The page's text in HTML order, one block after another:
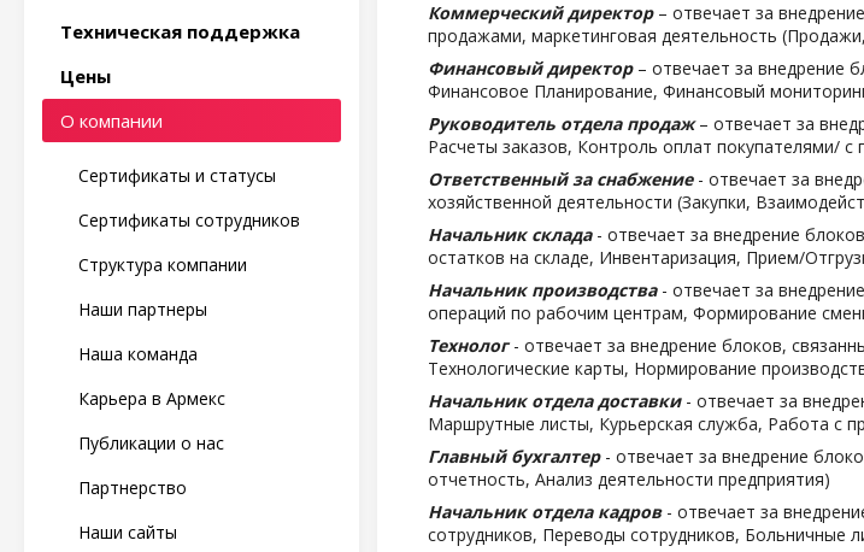
Техническая поддержка
Цены
О компании
Сертификаты и статусы
Сертификаты сотрудников
Структура компании
Наши партнеры
Наша команда
Карьера в Армекс
Публикации о нас
Партнерство
Наши сайты
Коммерческий директор– отвечает за
продажами, маркетинговая деятельность
Финансовый директор– отвечает за внедрение
Финансовое Планирование, Финансовый
Руководитель отдела продаж– отвечает за
Расчеты заказов, Контроль оплат покупателями/
Ответственный за снабжение- отвечает за
хозяйственной деятельности (Закупки,
Начальник склада- отвечает за внедрение
остатков на складе, Инвентаризация, Прием/
Начальник производства- отвечает за
операций по рабочим центрам, Формирование
Технолог- отвечает за внедрение блоков,
Технологические карты, Нормирование
Начальник отдела доставки- отвечает за
Маршрутные листы, Курьерская служба, Работа с
Главный бухгалтер- отвечает за внедрение
отчетность, Анализ деятельности предприятия)
Начальник отдела кадров- отвечает за
сотрудников, Переводы сотрудников, Больничные